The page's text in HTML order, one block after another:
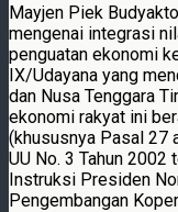
Mayjen Piek
mengenai integrasi
penguatan ekonomi
IX/Udayana yang
dan Nusa Tenggara
ekonomi rakyat ini
(khususnya Pasal 27
UU No. 3 Tahun 2002
Instruksi Presiden
Pengembangan